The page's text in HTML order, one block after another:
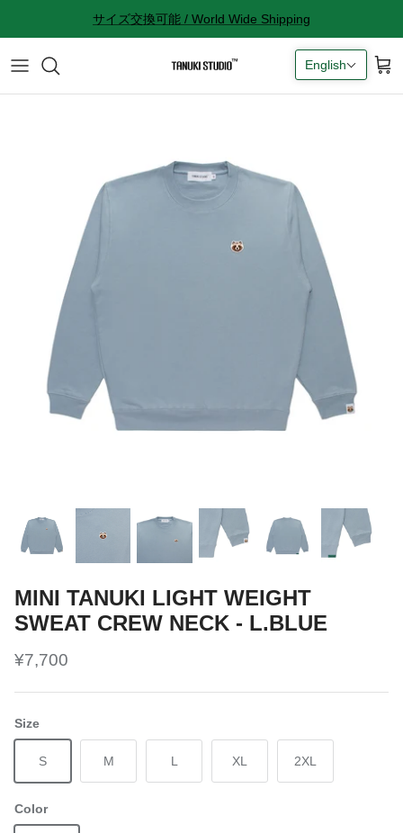
サイズ交換可能 / World Wide Shipping
All accessories
サイズ感に関して
購入完了メールが来ない
ギフトラッピングに関して
Contact
MINI TANUKI LIGHT WEIGHT
SWEAT CREW NECK - L.BLUE
¥7,700
Size
S M L XL 2XL
Color
English